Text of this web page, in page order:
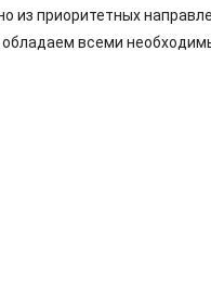
из приоритетных
всеми